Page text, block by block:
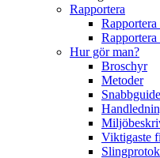
Rapportera
Hur gör man?
Broschyr
Metoder
Snabbguide
Viktigaste